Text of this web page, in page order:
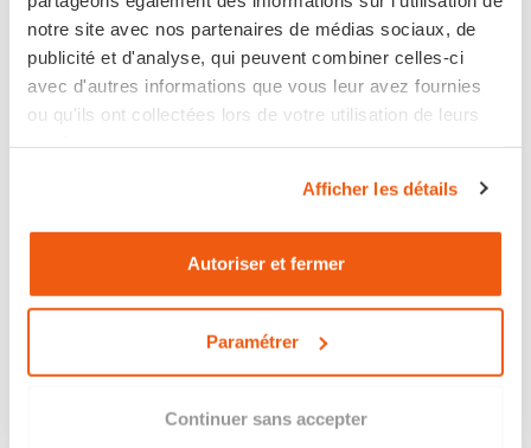
notre site avec nos partenaires de médias sociaux, de
publicité et d'analyse, qui peuvent combiner celles-ci
avec d'autres informations que vous leur avez fournies
ou qu'ils ont collectées lors de votre utilisation de leurs
Afficher les détails
Autoriser et fermer
Paramétrer
Continuer sans accepter
En stock
Livraison en 24/48h